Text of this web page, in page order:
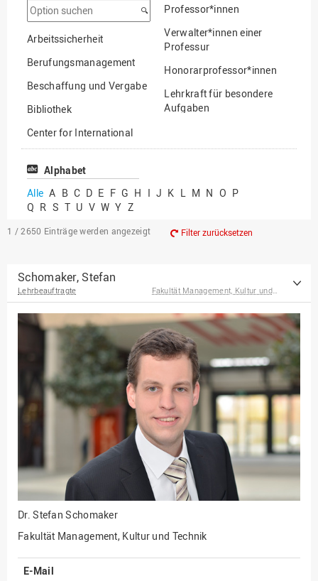
Option
suchen
Arbeitssicherheit
Berufungsmanagement
Beschaffung und Vergabe
Bibliothek
Center for International
Mobility
Center for International
Chancengerechtigkeit
eLearning Competence
EU-Büro
Fakultät
Agrarwissenschaften und
Landschaftsarchitektur
Ingenieurwissenschaften
und Informatik
Fakultät Management,
Kultur und Technik
Fakultät Wirtschafts- und
Sozialwissenschaften
Finanzen
Forschung, Kooperation,
Drittmittel
Gebäude und Technik
Gesellschaftliches
Engagement
Professor*innen
Verwalter*innen einer
Professur
Honorarprofessor*innen
Lehrkraft für besondere
Aufgaben
Professor*innen im
Alphabet
Alle A B C D E F G H I J K L M N O P
Q R S T U V W Y Z
1 / 2650 Einträge werden angezeigt Filter zurücksetzen
Schomaker, Stefan
Lehrbeauftragte Fakultät Management, Kultur und Technik
Dr.Stefan Schomaker
Fakultät Management, Kultur und Technik
E-Mail